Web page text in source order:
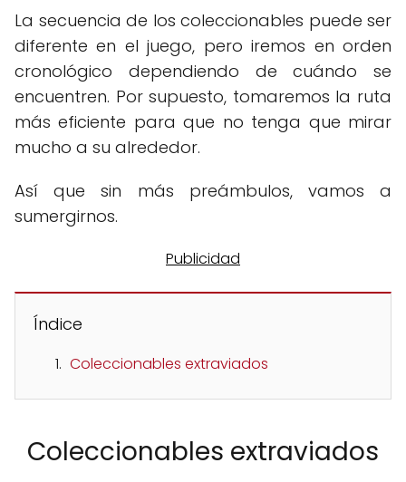
La secuencia de los coleccionables puede ser
diferente en el juego, pero iremos en orden
cronológico dependiendo de cuándo se
encuentren. Por supuesto, tomaremos la ruta
más eficiente para que no tenga que mirar
mucho a su alrededor.
Así que sin más preámbulos, vamos a
sumergirnos.
Índice
Coleccionables extraviados
Coleccionables extraviados